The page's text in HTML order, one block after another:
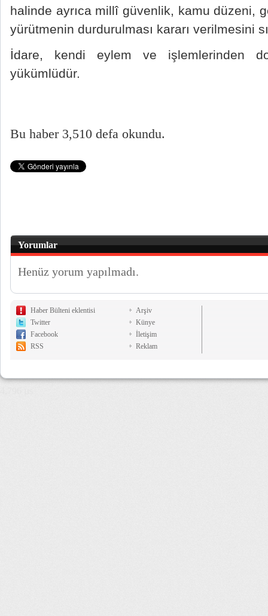
halinde ayrıca millî güvenlik, kamu düzeni,
yürütmenin durdurulması kararı verilmesini
İdare, kendi eylem ve işlemlerinden
yükümlüdür.
Bu haber 3,510 defa okundu.
Yorumlar
Henüz yorum yapılmadı.
Haber Bülteni eklentisi
Twitter
Facebook
RSS
Arşiv
Künye
İletişim
Reklam